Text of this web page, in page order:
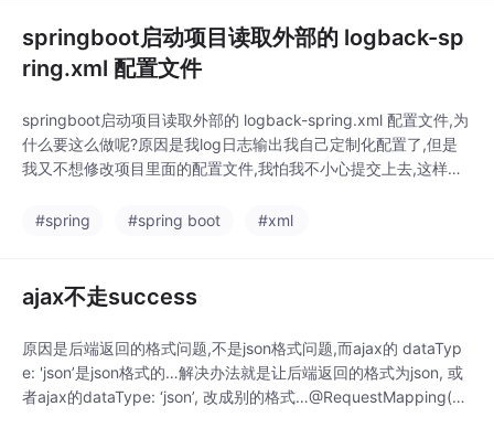
9')) as
springboot启动项目读取外部的 logback-sp
ring.xml 配置文件
springboot启动项目读取外部的 logback-spring.xml 配置文件,为
什么要这么做呢?原因是我log日志输出我自己定制化配置了,但是
我又不想修改项目里面的配置文件,我怕我不小心提交上去,这样会
项目的时候读取外部的配置文件.logging.config=D:\Users\微云同
#spring #spring boot #xml
ajax不走success
原因是后端返回的格式问题,不是json格式问题,而ajax的 dataTyp
e: 'json’是json格式的…解决办法就是让后端返回的格式为json, 或
者ajax的dataType: ‘json’, 改成别的格式…@RequestMapping(va